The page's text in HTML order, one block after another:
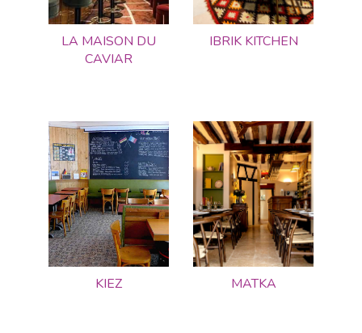
LA MAISON DU
CAVIAR
IBRIK KITCHEN
KIEZ MATKA